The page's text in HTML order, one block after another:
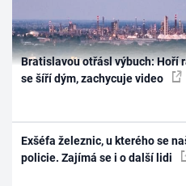
Bratislavou otřásl výbuch:
se šíří dým, zachycuje video
Exšéfa železnic, u kterého se
policie. Zajímá se i o další lidi